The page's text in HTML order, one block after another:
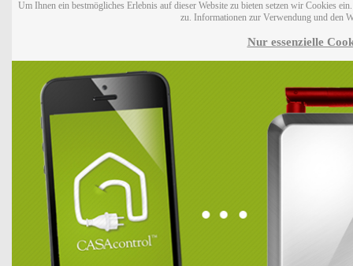
Um Ihnen ein bestmögliches Erlebnis auf dieser Website zu bieten setzen wir Cookies
zu. Informationen zur Verwendung und den
Nur essenzielle